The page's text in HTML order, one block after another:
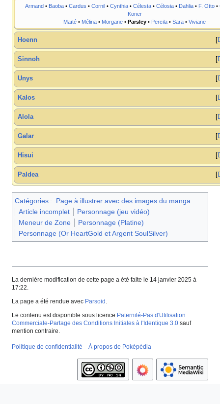
Armand • Baoba • Cardus • Cornil • Cynthia • Célesta • Célosia • Dahlia • F. Otto •
Koner
Maïté • Mélina • Morgane • Parsley • Percila • Sara • Viviane
Hoenn
Sinnoh
Unys
Kalos
Alola
Galar
Hisui
Paldea
Catégories :
Page à illustrer avec des images du manga
Article incomplet
Personnage (jeu vidéo)
Meneur de Zone
Personnage (Platine)
Personnage (Or HeartGold et Argent SoulSilver)
La dernière modification de cette page a été faite le 14 janvier 2025 à
17:22.
La page a été rendue avec Parsoid .
Le contenu est disponible sous licence Paternité-Pas d'Utilisation
Commerciale-Partage des Conditions Initiales à l'Identique 3.0 sauf
mention contraire.
Politique de confidentialité À propos de Poképédia